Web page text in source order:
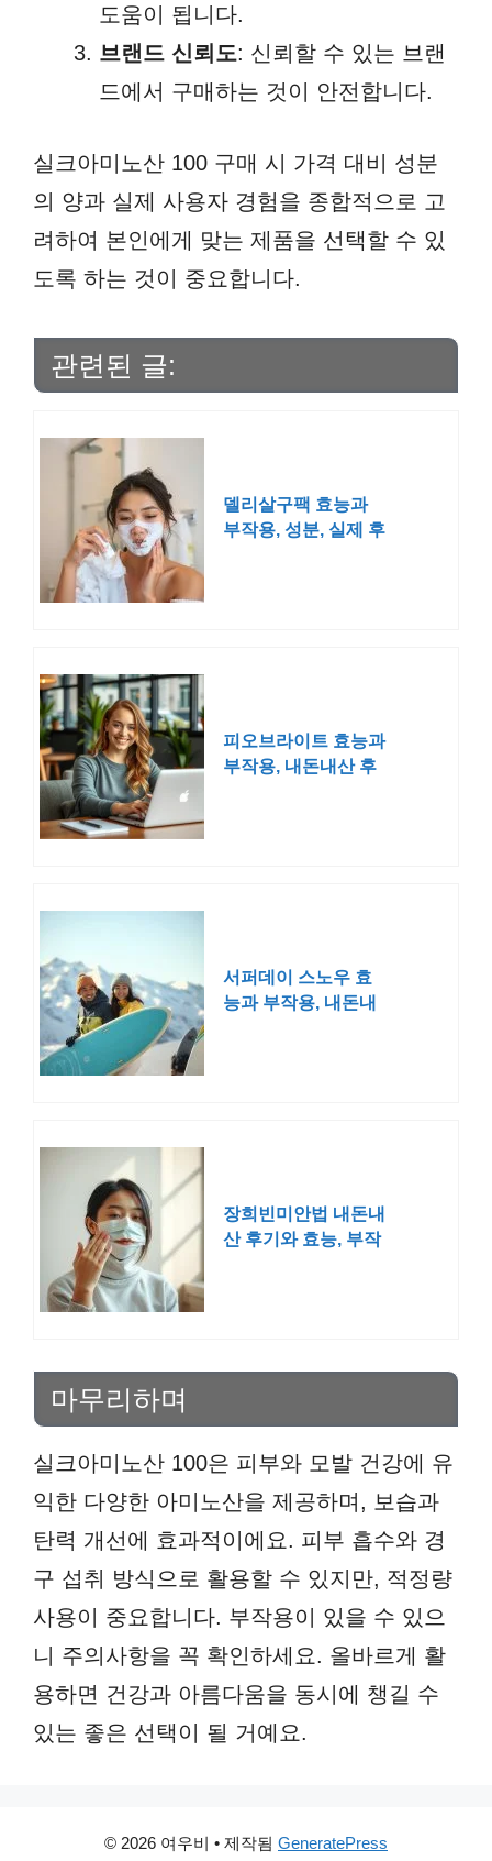
도움이 됩니다.
브랜드 신뢰도: 신뢰할 수 있는 브랜
드에서 구매하는 것이 안전합니다.
실크아미노산 100 구매 시 가격 대비 성분
의 양과 실제 사용자 경험을 종합적으로 고
려하여 본인에게 맞는 제품을 선택할 수 있
도록 하는 것이 중요합니다.
관련된 글:
델리살구팩 효능과
부작용, 성분, 실제 후
피오브라이트 효능과
부작용, 내돈내산 후
서퍼데이 스노우 효
능과 부작용, 내돈내
장희빈미안법 내돈내
산 후기와 효능, 부작
마무리하며
실크아미노산 100은 피부와 모발 건강에 유
익한 다양한 아미노산을 제공하며, 보습과
탄력 개선에 효과적이에요. 피부 흡수와 경
구 섭취 방식으로 활용할 수 있지만, 적정량
사용이 중요합니다. 부작용이 있을 수 있으
니 주의사항을 꼭 확인하세요. 올바르게 활
용하면 건강과 아름다움을 동시에 챙길 수
있는 좋은 선택이 될 거예요.
© 2026 여우비 • 제작됨 GeneratePress